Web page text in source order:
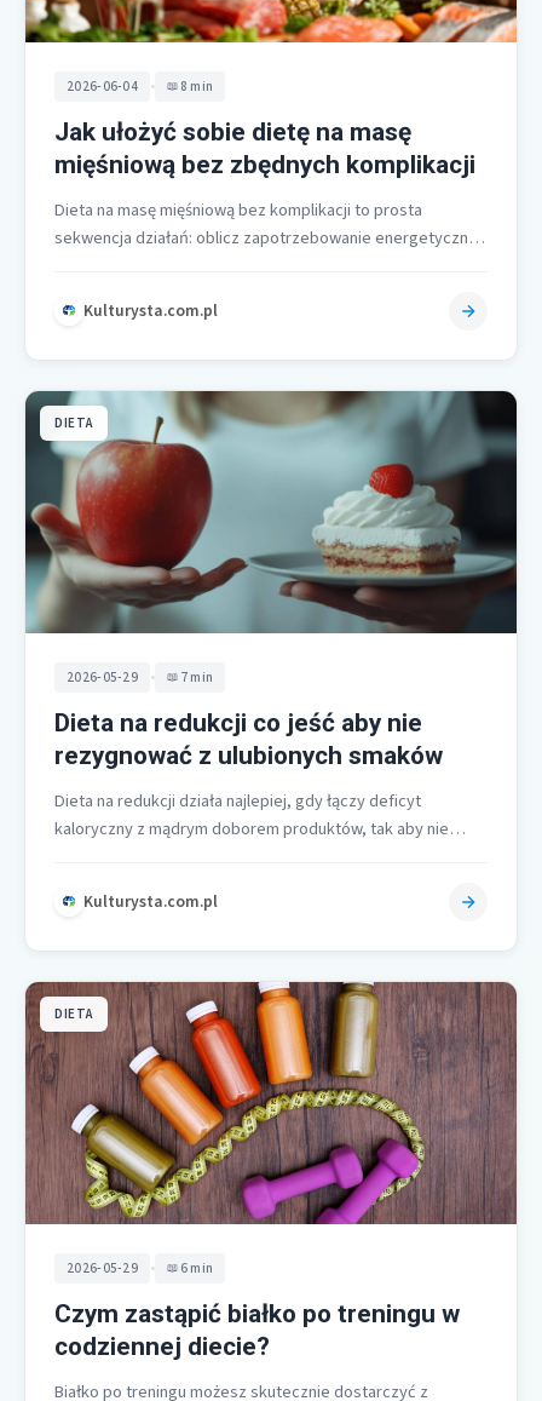
2026-06-04 • 8 min
Jak ułożyć sobie dietę na masę
mięśniową bez zbędnych komplikacji
Dieta na masę mięśniową bez komplikacji to prosta
sekwencja działań: oblicz zapotrzebowanie energetyczne,
Kulturysta.com.pl
DIETA
2026-05-29 • 7 min
Dieta na redukcji co jeść aby nie
rezygnować z ulubionych smaków
Dieta na redukcji działa najlepiej, gdy łączy deficyt
kaloryczny z mądrym doborem produktów, tak aby nie
Kulturysta.com.pl
DIETA
2026-05-29 • 6 min
Czym zastąpić białko po treningu w
codziennej diecie?
Białko po treningu możesz skutecznie dostarczyć z